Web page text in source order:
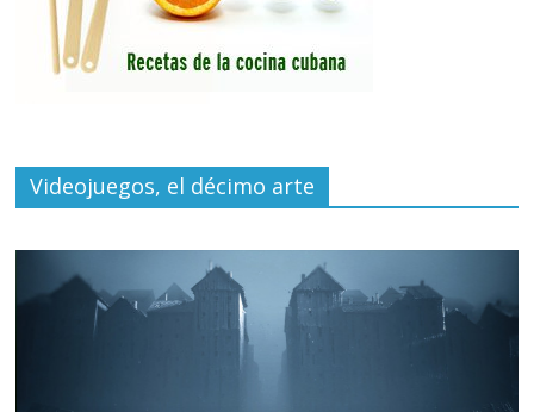
Videojuegos, el décimo arte